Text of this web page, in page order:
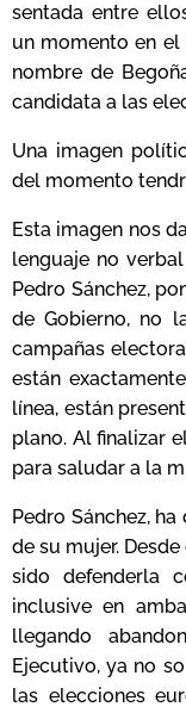
sentada entre
un momento en
nombre de
candidata a las
Una imagen
del momento
Esta imagen nos
lenguaje no
Pedro Sánchez,
de Gobierno, no
campañas
están
línea, están
plano. Al finalizar
para saludar a la
Pedro Sánchez,
de su mujer.
sido defenderla
inclusive en
llegando
Ejecutivo, ya no
las elecciones